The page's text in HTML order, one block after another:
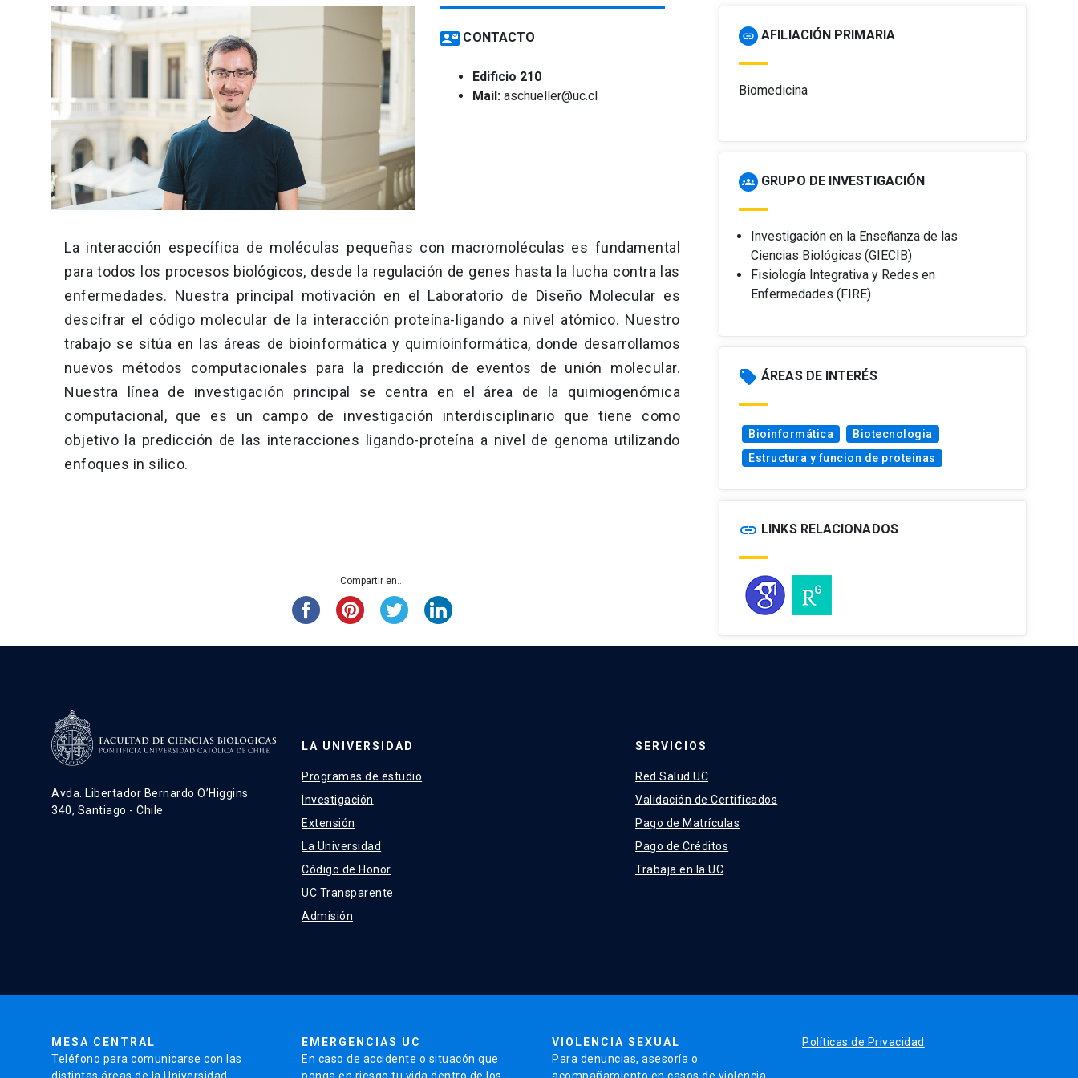
contact_mail CONTACTO
Edificio 210
Mail: aschueller@uc.cl
La interacción específica de moléculas pequeñas con macromoléculas es fundamental
para todos los procesos biológicos, desde la regulación de genes hasta la lucha contra las
enfermedades. Nuestra principal motivación en el Laboratorio de Diseño Molecular es
descifrar el código molecular de la interacción proteína-ligando a nivel atómico. Nuestro
trabajo se sitúa en las áreas de bioinformática y quimioinformática, donde desarrollamos
nuevos métodos computacionales para la predicción de eventos de unión molecular.
Nuestra línea de investigación principal se centra en el área de la quimiogenómica
computacional, que es un campo de investigación interdisciplinario que tiene como
objetivo la predicción de las interacciones ligando-proteína a nivel de genoma utilizando
enfoques in silico.
Compartir en...
link AFILIACIÓN PRIMARIA
Biomedicina
groups GRUPO DE INVESTIGACIÓN
Investigación en la Enseñanza de las
Ciencias Biológicas (GIECIB)
Fisiología Integrativa y Redes en
Enfermedades (FIRE)
local_offer ÁREAS DE INTERÉS
Bioinformática
Biotecnologia
Estructura y funcion de proteinas
link LINKS RELACIONADOS
Avda. Libertador Bernardo O’Higgins
340, Santiago - Chile
LA UNIVERSIDAD
Programas de estudio
Investigación
Extensión
La Universidad
Código de Honor
UC Transparente
Admisión
SERVICIOS
Red Salud UC
Validación de Certificados
Pago de Matrículas
Pago de Créditos
Trabaja en la UC
MESA CENTRAL
Teléfono para comunicarse con las
EMERGENCIAS UC
En caso de accidente o situacón que
VIOLENCIA SEXUAL
Para denuncias, asesoría o
Políticas de Privacidad